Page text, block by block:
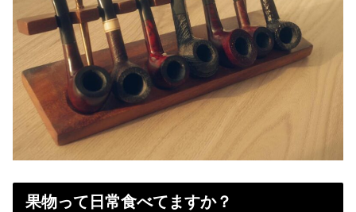
果物って日常食べてますか？